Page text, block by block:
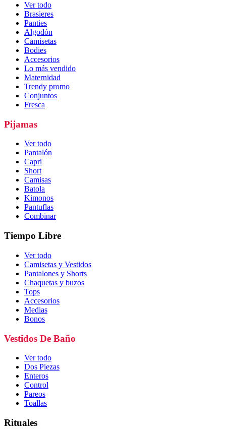
Ver todo
Brasieres
Panties
Algodón
Camisetas
Bodies
Accesorios
Lo más vendido
Maternidad
Trendy promo
Conjuntos
Fresca
Pijamas
Ver todo
Pantalón
Capri
Short
Camisas
Batola
Kimonos
Pantuflas
Combinar
Tiempo Libre
Ver todo
Camisetas y Vestidos
Pantalones y Shorts
Chaquetas y buzos
Tops
Accesorios
Medias
Bonos
Vestidos De Baño
Ver todo
Dos Piezas
Enteros
Control
Pareos
Toallas
Rituales